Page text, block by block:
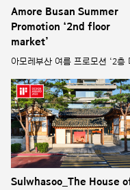
Amore Busan Summer
Promotion ‘2nd floor
market’
아모레부산 여름 프로모션 ‘2층
Sulwhasoo_The House